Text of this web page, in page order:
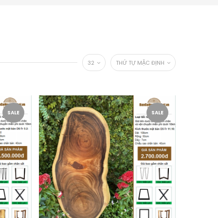
THỨ TỰ MẶC ĐỊNH
32
SALE SALE